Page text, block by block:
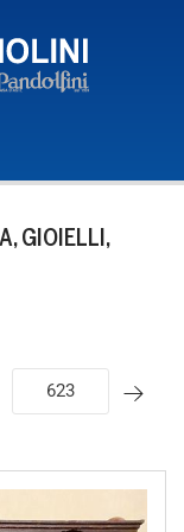
GIOIELLI,